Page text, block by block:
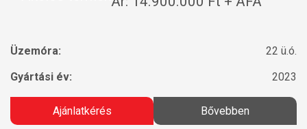
Üzemóra:
22 ü.ó.
Gyártási év:
2023
Ajánlatkérés Bővebben